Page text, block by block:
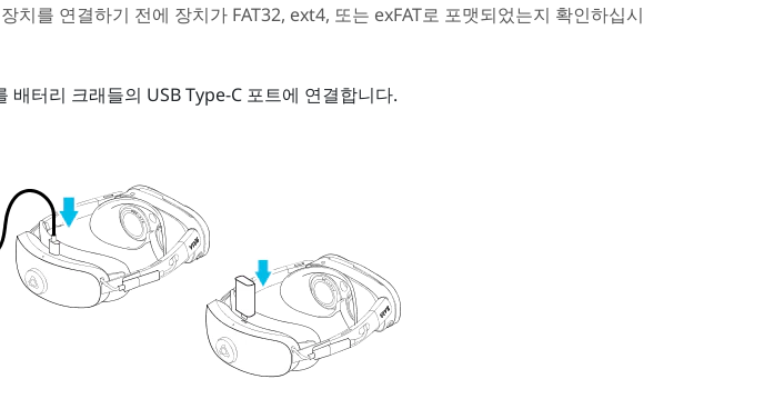
치를 연결하기 전에 장치가 FAT32, ext4, 또는 exFAT로 포맷되었는지 확인하십시
배터리 크래들의 USB Type-C포트에 연결합니다.